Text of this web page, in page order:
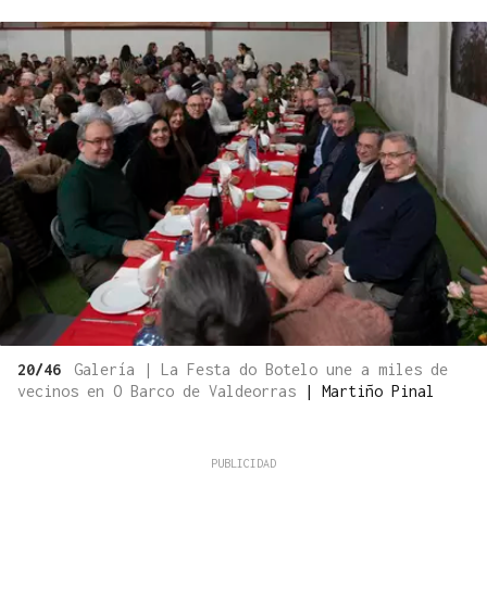
20/46
Galería | La Festa do Botelo une a miles de
vecinos en O Barco de Valdeorras
| Martiño Pinal